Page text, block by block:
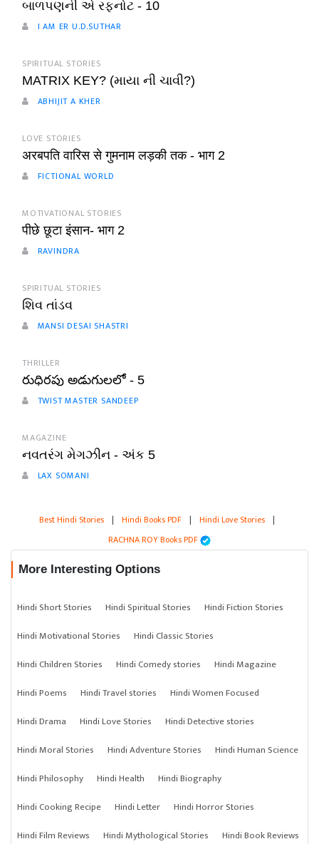
બાળપણની એ રફનોટ - 10
I AM ER U.D.SUTHAR
SPIRITUAL STORIES
MATRIX KEY? (માયા ની ચાવી?)
ABHIJIT A KHER
LOVE STORIES
अरबपति वारिस से गुमनाम लड़की तक - भाग 2
FICTIONAL WORLD
MOTIVATIONAL STORIES
पीछे छूटा इंसान- भाग 2
RAVINDRA
SPIRITUAL STORIES
શિવ તાંડવ
MANSI DESAI SHASTRI
THRILLER
రుధిరపు అడుగులలో - 5
TWIST MASTER SANDEEP
MAGAZINE
નવતરંગ મેગઝીન - અંક 5
LAX SOMANI
Best Hindi Stories | Hindi Books PDF | Hindi Love Stories |
RACHNA ROY Books PDF
More Interesting Options
Hindi Short Stories Hindi Spiritual Stories
Hindi Fiction Stories
Hindi Motivational Stories
Hindi Classic Stories
Hindi Children Stories
Hindi Comedy stories
Hindi Magazine
Hindi Poems
Hindi Travel stories
Hindi Women Focused
Hindi Drama
Hindi Love Stories
Hindi Detective stories
Hindi Moral Stories
Hindi Adventure Stories
Hindi Human Science
Hindi Philosophy
Hindi Health
Hindi Biography
Hindi Cooking Recipe
Hindi Letter
Hindi Horror Stories
Hindi Film Reviews
Hindi Mythological Stories
Hindi Book Reviews